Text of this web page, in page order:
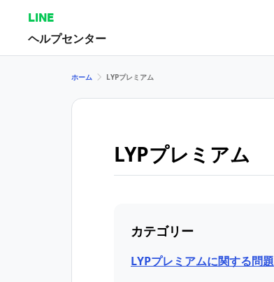
LINE
ヘルプセンター
ホーム LYPプレミアム
LYPプレミアム
カテゴリー
LYPプレミアムに関する問題